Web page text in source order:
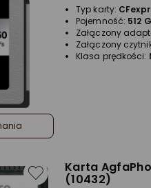
Typ karty:
Pojemność: 512
Załączony
Załączony
Klasa prędkości:
Karta
(10432)